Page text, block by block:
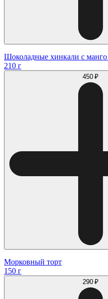
Шоколадные хинкали с манго
210 г
450 ₽
Морковный торт
150 г
290 ₽